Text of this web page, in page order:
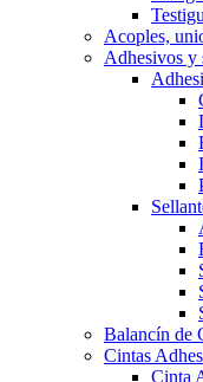
Acoples,
Adhesivos y
Balancín de
Cintas
Cinta